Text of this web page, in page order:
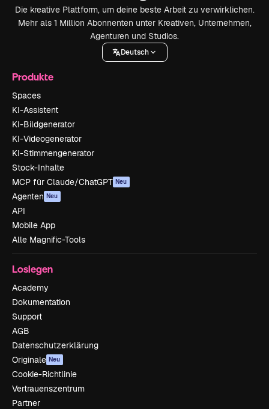
Die kreative Plattform, um deine beste Arbeit zu verwirklichen.
Mehr als 1 Million Abonnenten unter Kreativen, Unternehmen,
Agenturen und Studios.
Deutsch
Produkte
Spaces
KI-Assistent
KI-Bildgenerator
KI-Videogenerator
KI-Stimmengenerator
Stock-Inhalte
MCP für Claude/ChatGPT Neu
Agenten Neu
API
Mobile App
Alle Magnific-Tools
Loslegen
Academy
Dokumentation
Support
AGB
Datenschutzerklärung
Originale Neu
Cookie-Richtlinie
Vertrauenszentrum
Partner